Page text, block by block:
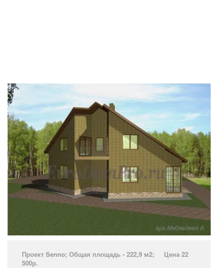
Проект Senno­; Общая площадь - 222,9 м2; Цена 22
500р.